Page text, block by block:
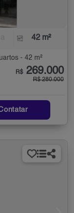
42 m²
- 42 m²
R$ 269.000
R$ 280.000